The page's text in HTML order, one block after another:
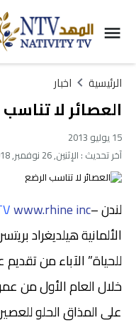
الرئيسية اخبار
العصائر لا
15 يوليو 2013
آخر تحديث : الإثنين, 26 نوفمبر, 2018 - 8:26 مساءً
لندن –www.rhine inc
الألمانية هيلديغراد
للحياة” الآباء من
خلال العام الأول من
على المذاق الحلو